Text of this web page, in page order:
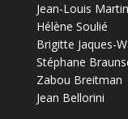
Jean-Louis
Hélène Soulié
Brigitte Jaques-
Stéphane
Zabou Breitman
Jean Bellorini